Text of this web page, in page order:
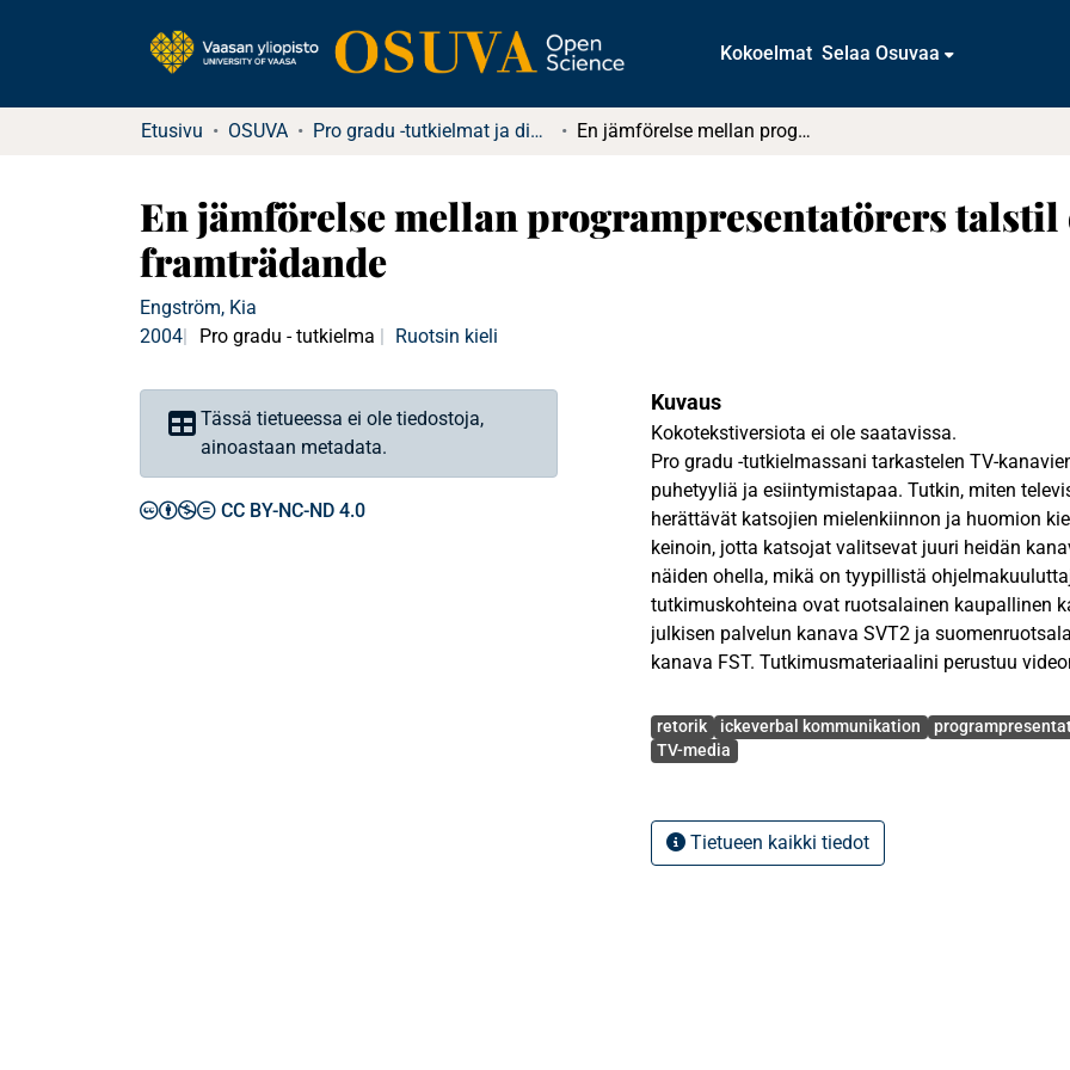
Kokoelmat Selaa Osuvaa
Etusivu OSUVA Pro gradu -tutkielmat ja diplomityöt En jämförelse mellan programpresentatörers talstil och deras framträdande
En jämförelse mellan programpresentatörers talstil
framträdande
Engström, Kia
2004
Pro gradu - tutkielma Ruotsin kieli
Tässä tietueessa ei ole tiedostoja,
ainoastaan metadata.
CC BY-NC-ND 4.0
Kuvaus
Kokotekstiversiota ei ole saatavissa.
Pro gradu -tutkielmassani tarkastelen TV-
puhetyyliä ja esiintymistapaa. Tutkin, miten
herättävät katsojien mielenkiinnon ja huomion
keinoin, jotta katsojat valitsevat juuri heidän
näiden ohella, mikä on tyypillistä
tutkimuskohteina ovat ruotsalainen kaupallinen
julkisen palvelun kanava SVT2 ja
kanava FST. Tutkimusmateriaalini perustuu
ohjelmia katsojille. Puhetaukoja on nauhoitettu
yhtä kattavasti.
viestintään ja semiotiikkaan.
Tarkastelun lähtökohtina ovat sekä retoriikan
Avainsanat
retorik ickeverbal kommunikation
TV-media
Tietueen kaikki tiedot